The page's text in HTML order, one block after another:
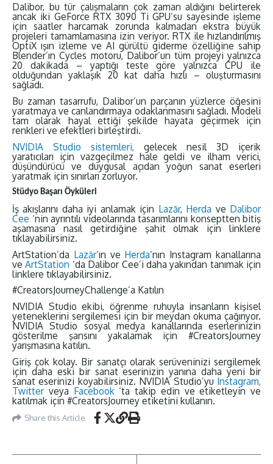
Dalibor, bu tür çalışmaların çok zaman aldığını belirterek
ancak iki GeForce RTX 3090 Ti GPU’su sayesinde işleme
için saatler harcamak zorunda kalmadan ekstra büyük
projeleri tamamlamasına izin veriyor. RTX ile hızlandırılmış
OptiX ışın izleme ve AI gürültü giderme özelliğine sahip
Blender’ın Cycles motoru, Dalibor’un tüm projeyi yalnızca
20 dakikada – yaptığı teste göre yalnızca CPU ile
olduğundan yaklaşık 20 kat daha hızlı – oluşturmasını
sağladı.
Bu zaman tasarrufu, Dalibor’un parçanın yüzlerce öğesini
yaratmaya ve canlandırmaya odaklanmasını sağladı. Modeli
tam olarak hayal ettiği şekilde hayata geçirmek için
renkleri ve efektleri birleştirdi.
NVIDIA Studio sistemleri, gelecek nesil 3D içerik
yaratıcıları için vazgeçilmez hale geldi ve ilham verici,
düşündürücü ve duygusal açıdan yoğun sanat eserleri
yaratmak için sınırları zorluyor.
Stüdyo Başarı Öyküleri
İş akışlarını daha iyi anlamak için Lazăr, Herda ve Dalibor
Cee ‘nin ayrıntılı videolarında tasarımlarını konseptten bitiş
aşamasına nasıl getirdiğine şahit olmak için linklere
tıklayabilirsiniz.
ArtStation’da Lazăr‘ın ve Herda‘nın Instagram kanallarına
ve ArtStation ‘da Dalibor Cee’i daha yakından tanımak için
linklere tıklayabilirsiniz.
#CreatorsJourneyChallenge’a Katılın
NVIDIA Studio ekibi, öğrenme ruhuyla insanların kişisel
yeteneklerini sergilemesi için bir meydan okuma çağırıyor.
NVIDIA Studio sosyal medya kanallarında eserlerinizin
gösterilme şansını yakalamak için #CreatorsJourney
yarışmasına katılın.
Giriş çok kolay. Bir sanatçı olarak serüveninizi sergilemek
için daha eski bir sanat eserinizin yanına daha yeni bir
sanat eserinizi koyabilirsiniz. NVIDIA Studio’yu Instagram,
Twitter veya Facebook ‘ta takip edin ve etiketleyin ve
katılmak için #CreatorsJourney etiketini kullanın.
Share this Article